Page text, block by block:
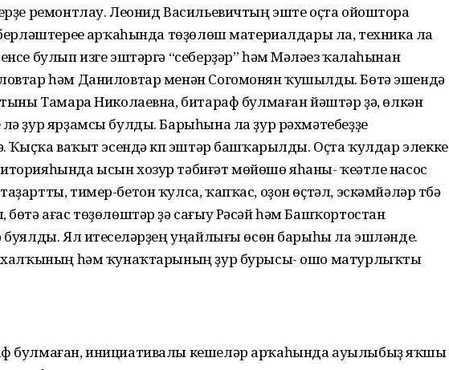
ремонтлау. Леонид Васильевичтың эште оҫта ойоштора
арҡаһында төҙөлөш материалдары ла, техника ла
булып изге эштәргә “себерҙәр” һәм Мәләүез ҡалаһынан
һәм Даниловтар менән Согомонян ҡушылды. Бөтә эшендә
Тамара Николаевна, битараф булмаған йәштәр ҙә, өлкән
ҙур ярҙамсы булды. Барыһына ла ҙур рәхмәтебеҙҙе
Ҡыҫҡа ваҡыт эсендә күп эштәр башҡарылды. Оҫта ҡулдар элекке
ысын хозур тәбиғәт мөйөшө яһаны- ҡеүәтле насос
тимер-бетон ҡулса, ҡапҡас, оҙон өҫтәл, эскәмйәләр түбә
ағас төҙөлөштәр ҙә сағыу Рәсәй һәм Башҡортостан
буялды. Ял итеүселәрҙең уңайлығы өсөн барыһы ла эшләнде.
халҡының һәм ҡунаҡтарының ҙур бурысы- ошо матурлыҡты
булмаған, инициативалы кешеләр арҡаһында ауылыбыҙ яҡшы